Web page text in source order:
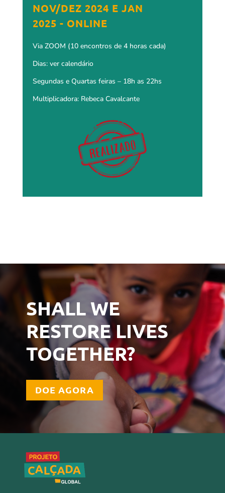
NOV/DEZ 2024 E JAN
2025 - ONLINE
Via ZOOM (10 encontros de 4 horas cada)
Dias: ver calendário
Segundas e Quartas feiras – 18h as 22hs
Multiplicadora: Rebeca Cavalcante
SHALL WE
RESTORE LIVES
TOGETHER?
DOE AGORA